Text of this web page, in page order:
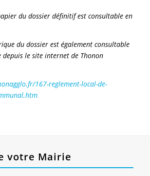
du dossier définitif est consultable en
du dossier est également consultable
depuis le site internet de Thonon
167-reglement-local-de-
votre Mairie